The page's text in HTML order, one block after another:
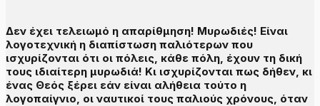
Δεν έχει τελειωμό η απαρίθμηση! Μυρωδιές! Είναι
λογοτεχνική η διαπίστωση παλιότερων που
ισχυρίζονται ότι οι πόλεις, κάθε πόλη, έχουν τη δική
τους ιδιαίτερη μυρωδιά! Κι ισχυρίζονται πως δήθεν, κι
ένας Θεός ξέρει εάν είναι αλήθεια τούτο η
λογοπαίγνιο, οι ναυτικοί τους παλιούς χρόνους, όταν